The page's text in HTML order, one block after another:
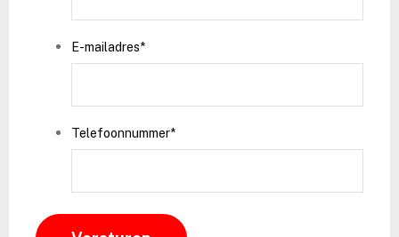
E-mailadres*
Telefoonnummer*